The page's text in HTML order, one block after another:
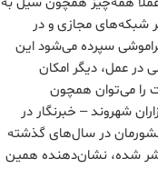
شبکه‌های مجازی و در
سپرده می‌شود این
در عمل، دیگر امکان
را می‌توان همچون
شهروند – خبرنگار در
در سال‌های گذشته
شده، نشان‌دهنده همین